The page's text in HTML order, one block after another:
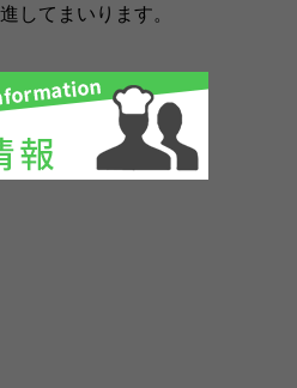
してまいります。